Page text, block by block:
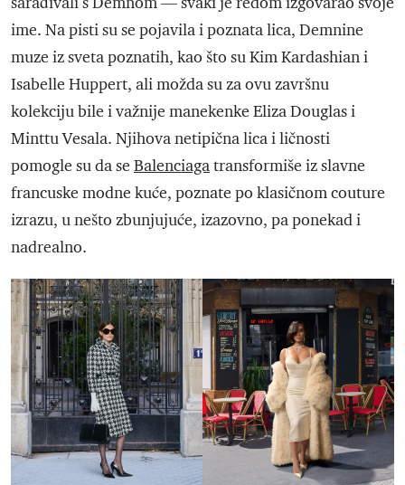
ime. Na pisti su se pojavila i poznata lica, Demnine
muze iz sveta poznatih, kao što su Kim Kardashian i
Isabelle Huppert, ali možda su za ovu završnu
kolekciju bile i važnije manekenke Eliza Douglas i
Minttu Vesala. Njihova netipična lica i ličnosti
pomogle su da se Balenciagatransformiše iz slavne
francuske modne kuće, poznate po klasičnom couture
izrazu, u nešto zbunjujuće, izazovno, pa ponekad i
nadrealno.